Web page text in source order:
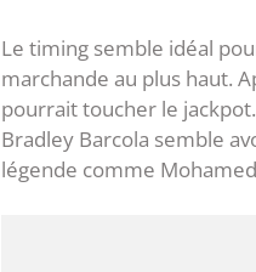
Le timing semble idéal
marchande au plus haut.
pourrait toucher le
Bradley Barcola semble
légende comme